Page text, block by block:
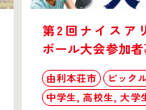
第2回ナイスア
ボール大会参加
由利本荘市
ピック
中学生, 高校生, 大学